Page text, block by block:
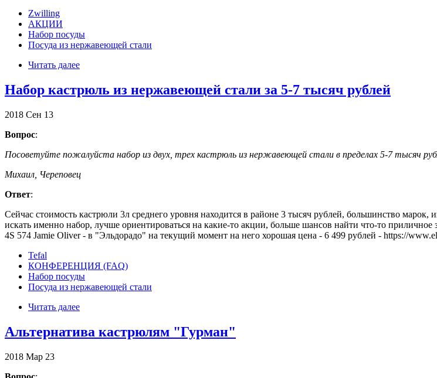
Zwilling
АКЦИИ
Набор посуды
Посуда из нержавеющей стали
Читать далее
Набор кастрюль из нержавеющей стали за 5-7 тысяч рублей
2018 Сен 13
Вопрос:
Посоветуйте пожалуйста набор из двух, трех кастрюль из нержавеющей стали в пределах 5-7 тысяч
Михаил, Череповец
Ответ:
Сейчас стоимость кастрюли 3л среднего уровня находится в районе 3 тысяч рублей, большинство
искать именно набор, лучше ориентироваться на какие-то акции, больше шансов найти что-то
4S 574 Jamie Oliver - в "Эльдорадо" на текущий момент на него хорошая цена - 6 499 рублей - https://
Tefal
КОНФЕРЕНЦИЯ (FAQ)
Набор посуды
Посуда из нержавеющей стали
Читать далее
Альтернатива кастрюлям "Гурман"
2018 Мар 23